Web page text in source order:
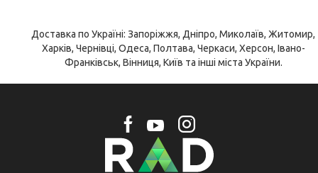
Доставка по Україні: Запоріжжя, Дніпро, Миколаїв, Житомир,
Харків, Чернівці, Одеса, Полтава, Черкаси, Херсон, Івано-
Франківськ, Вінниця, Київ та інші міста України.